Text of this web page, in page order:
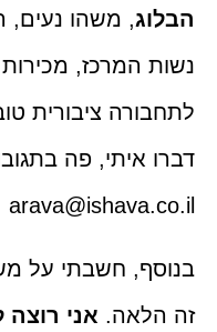
הבלוג, משהו נעים,
נשות המרכז,
לתחבורה ציבורית
דברו איתי, פה
arava@ishava.co.il
בנוסף, חשבתי על
זה הלאה. אני